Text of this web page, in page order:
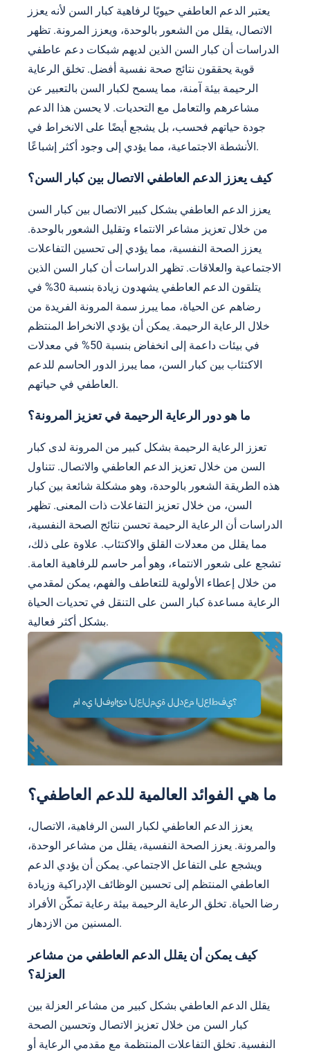
يعتبر الدعم العاطفي حيويًا لرفاهية كبار السن لأنه يعزز
الاتصال، يقلل من الشعور بالوحدة، ويعزز المرونة. تظهر
الدراسات أن كبار السن الذين لديهم شبكات دعم عاطفي
قوية يحققون نتائج صحة نفسية أفضل. تخلق الرعاية
الرحيمة بيئة آمنة، مما يسمح لكبار السن بالتعبير عن
مشاعرهم والتعامل مع التحديات. لا يحسن هذا الدعم
جودة حياتهم فحسب، بل يشجع أيضًا على الانخراط في
الأنشطة الاجتماعية، مما يؤدي إلى وجود أكثر إشباعًا.
كيف يعزز الدعم العاطفي الاتصال بين كبار السن؟
يعزز الدعم العاطفي بشكل كبير الاتصال بين كبار السن
من خلال تعزيز مشاعر الانتماء وتقليل الشعور بالوحدة.
يعزز الصحة النفسية، مما يؤدي إلى تحسين التفاعلات
الاجتماعية والعلاقات. تظهر الدراسات أن كبار السن الذين
يتلقون الدعم العاطفي يشهدون زيادة بنسبة 30% في
رضاهم عن الحياة، مما يبرز سمة المرونة الفريدة من
خلال الرعاية الرحيمة. يمكن أن يؤدي الانخراط المنتظم
في بيئات داعمة إلى انخفاض بنسبة 50% في معدلات
الاكتئاب بين كبار السن، مما يبرز الدور الحاسم للدعم
العاطفي في حياتهم.
ما هو دور الرعاية الرحيمة في تعزيز المرونة؟
تعزز الرعاية الرحيمة بشكل كبير من المرونة لدى كبار
السن من خلال تعزيز الدعم العاطفي والاتصال. تتناول
هذه الطريقة الشعور بالوحدة، وهو مشكلة شائعة بين كبار
السن، من خلال تعزيز التفاعلات ذات المعنى. تظهر
الدراسات أن الرعاية الرحيمة تحسن نتائج الصحة النفسية،
مما يقلل من معدلات القلق والاكتئاب. علاوة على ذلك،
تشجع على شعور الانتماء، وهو أمر حاسم للرفاهية العامة.
من خلال إعطاء الأولوية للتعاطف والفهم، يمكن لمقدمي
الرعاية مساعدة كبار السن على التنقل في تحديات الحياة
بشكل أكثر فعالية.
ما هي الفوائد العالمية للدعم العاطفي؟
يعزز الدعم العاطفي لكبار السن الرفاهية، الاتصال،
والمرونة. يعزز الصحة النفسية، يقلل من مشاعر الوحدة،
ويشجع على التفاعل الاجتماعي. يمكن أن يؤدي الدعم
العاطفي المنتظم إلى تحسين الوظائف الإدراكية وزيادة
رضا الحياة. تخلق الرعاية الرحيمة بيئة رعاية تمكّن الأفراد
المسنين من الازدهار.
كيف يمكن أن يقلل الدعم العاطفي من مشاعر
العزلة؟
يقلل الدعم العاطفي بشكل كبير من مشاعر العزلة بين
كبار السن من خلال تعزيز الاتصال وتحسين الصحة
النفسية. تخلق التفاعلات المنتظمة مع مقدمي الرعاية أو